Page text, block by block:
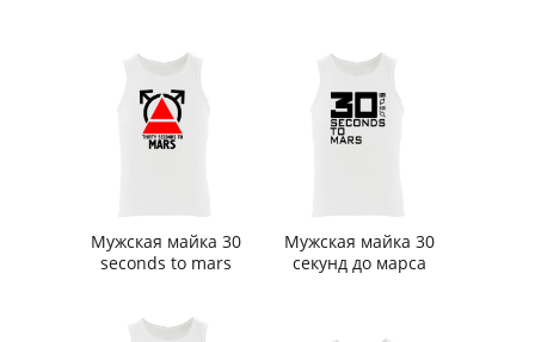
Мужская майка 30
seconds to mars
Мужская майка 30
секунд до марса